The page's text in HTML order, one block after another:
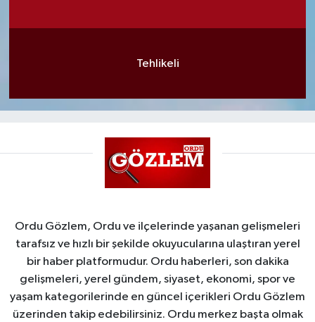
Tehlikeli
Ordu Gözlem, Ordu ve ilçelerinde yaşanan gelişmeleri
tarafsız ve hızlı bir şekilde okuyucularına ulaştıran yerel
bir haber platformudur. Ordu haberleri, son dakika
gelişmeleri, yerel gündem, siyaset, ekonomi, spor ve
yaşam kategorilerinde en güncel içerikleri Ordu Gözlem
üzerinden takip edebilirsiniz. Ordu merkez başta olmak